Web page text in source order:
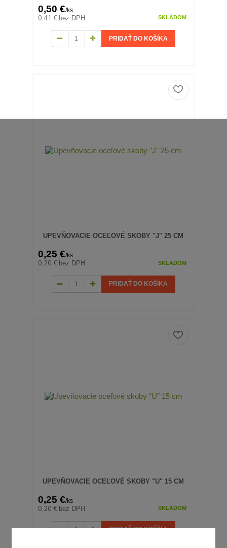
0,50 €/ks
0,41 € bez DPH SKLADOM
PRIDAŤ DO KOŠÍKA
UPEVŇOVACIE OCEĽOVÉ SKOBY "J" 25 CM
0,25 €/ks
0,20 € bez DPH SKLADOM
PRIDAŤ DO KOŠÍKA
UPEVŇOVACIE OCEĽOVÉ SKOBY "U" 15 CM
0,25 €/ks
0,20 € bez DPH SKLADOM
PRIDAŤ DO KOŠÍKA